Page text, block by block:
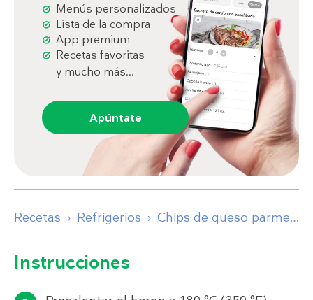
Menús personalizados
Lista de la compra
App premium
Recetas favoritas
y mucho más...
Apúntate
Recetas Refrigerios Chips de queso parmesano
Instrucciones